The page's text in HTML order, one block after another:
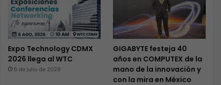
Expo Technology CDMX
2026 llega al WTC
6 de julio de 2026
GIGABYTE festeja 40
años en COMPUTEX de la
mano de la innovación y
con la mira en México